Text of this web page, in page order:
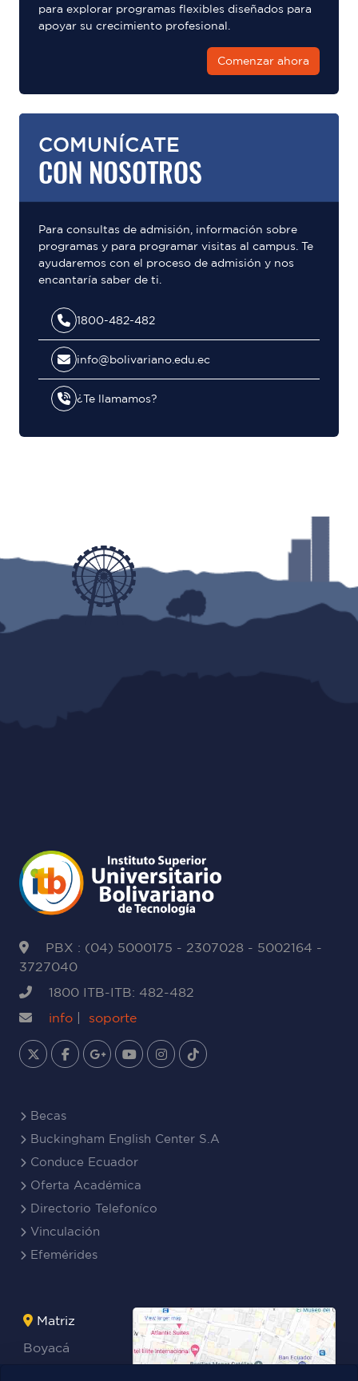
para explorar programas flexibles diseñados para
apoyar su crecimiento profesional.
Comenzar ahora
COMUNÍCATE
CON NOSOTROS
Para consultas de admisión, información sobre
programas y para programar visitas al campus. Te
ayudaremos con el proceso de admisión y nos
encantaría saber de ti.
1800-482-482
info@bolivariano.edu.ec
¿Te llamamos?
PBX : (04) 5000175 - 2307028 - 5002164 -
3727040
1800 ITB-ITB: 482-482
info
soporte
Becas
Buckingham English Center S.A
Conduce Ecuador
Oferta Académica
Directorio Telefoníco
Vinculación
Efemérides
Matriz
Boyacá